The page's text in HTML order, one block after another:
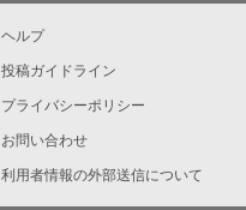
ヘルプ
投稿ガイドライン
プライバシーポリシー
お問い合わせ
利用者情報の外部送信について